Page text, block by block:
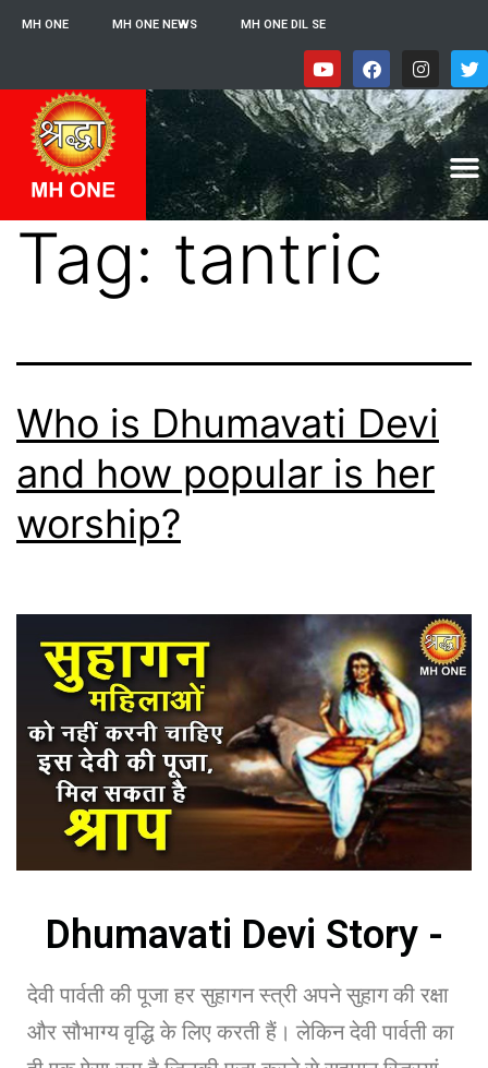
MH ONE MH ONE NEWS MH ONE DIL SE
Tag: tantric
Who is Dhumavati Devi
and how popular is her
worship?
Dhumavati Devi Story -
देवी पार्वती की पूजा हर सुहागन स्त्री अपने सुहाग की रक्षा
और सौभाग्य वृद्धि के लिए करती हैं। लेकिन देवी पार्वती का